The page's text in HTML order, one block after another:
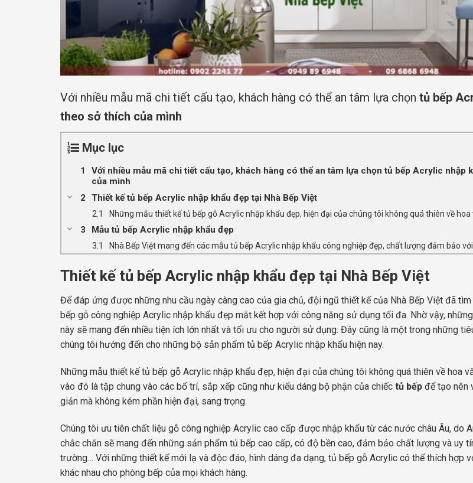
Với nhiều mẫu mã chi tiết cấu tạo, khách hàng có thể an tâm lựa chọn tủ bếp
theo sở thích của mình
Mục lục
Với nhiều mẫu mã chi tiết cấu tạo, khách hàng có thể an tâm lựa chọn tủ bếp Acrylic nhập
của mình
Thiết kế tủ bếp Acrylic nhập khẩu đẹp tại Nhà Bếp Việt
Những mẫu thiết kế tủ bếp gỗ Acrylic nhập khẩu đẹp, hiện đại của chúng tôi không quá thiên về hoa
Mẫu tủ bếp Acrylic nhập khẩu đẹp
Nhà Bếp Việt mang đến các mẫu tủ bếp Acrylic nhập khẩu công nghiệp đẹp, chất lượng đảm bảo
Thiết kế tủ bếp Acrylic nhập khẩu đẹp tại Nhà Bếp Việt
Để đáp ứng được những nhu cầu ngày càng cao của gia chủ, đội ngũ thiết kế của Nhà Bếp Việt đã
bếp gỗ công nghiệp Acrylic nhập khẩu đẹp mắt kết hợp với công năng sử dụng tối đa. Nhờ vậy,
này sẽ mang đến nhiều tiện ích lớn nhất và tối ưu cho người sử dụng. Đây cũng là một trong những
chúng tôi hướng đến cho những bộ sản phẩm tủ bếp Acrylic nhập khẩu hiện nay.
Những mẫu thiết kế tủ bếp gỗ Acrylic nhập khẩu đẹp, hiện đại của chúng tôi không quá thiên về hoa
vào đó là tập chung vào các bố trí, sắp xếp cũng như kiểu dáng bộ phận của chiếc tủ bếp để tạo nên
giản mà không kém phần hiện đại, sang trọng.
Chúng tôi ưu tiên chất liệu gỗ công nghiệp Acrylic cao cấp được nhập khẩu từ các nước châu Âu, do
chắc chắn sẽ mang đến những sản phẩm tủ bếp cao cấp, có độ bền cao, đảm bảo chất lượng và uy
trường… Với những thiết kế mới lạ và độc đáo, hình dáng đa dạng, tủ bếp gỗ Acrylic có thể thích hợp
khác nhau cho phòng bếp của mọi khách hàng.